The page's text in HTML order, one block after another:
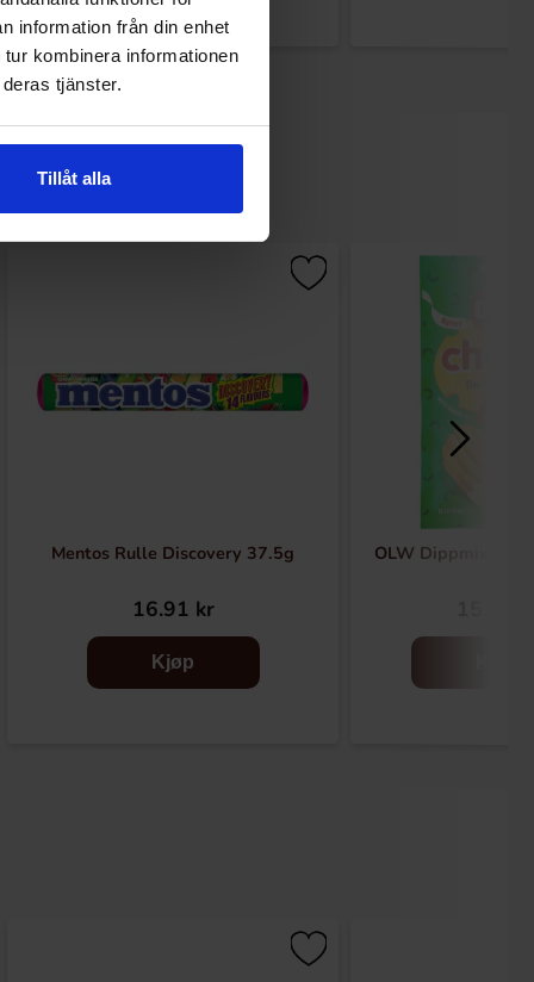
information från din enhet
kombinera informationen
tjänster.
Tillåt alla
Mentos Rulle Discovery 37.5g
16.91 kr
Kjøp
OLW Dippmix Chili